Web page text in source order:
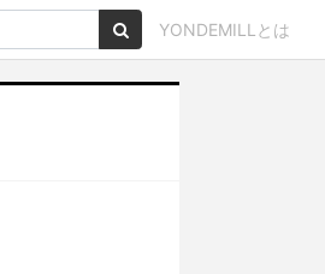
YONDEMILLとは